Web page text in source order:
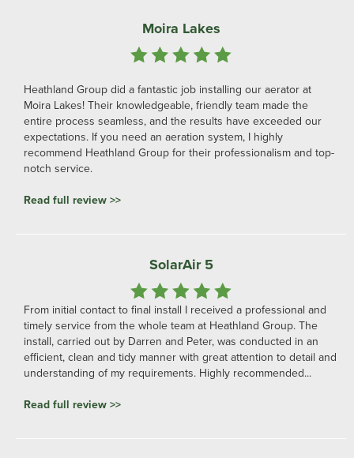
Moira Lakes
Heathland Group did a fantastic job installing our aerator at
Moira Lakes! Their knowledgeable, friendly team made the
entire process seamless, and the results have exceeded our
expectations. If you need an aeration system, I highly
recommend Heathland Group for their professionalism and top-
notch service.
Read full review >>
SolarAir 5
From initial contact to final install I received a professional and
timely service from the whole team at Heathland Group. The
install, carried out by Darren and Peter, was conducted in an
efficient, clean and tidy manner with great attention to detail and
understanding of my requirements. Highly recommended...
Read full review >>